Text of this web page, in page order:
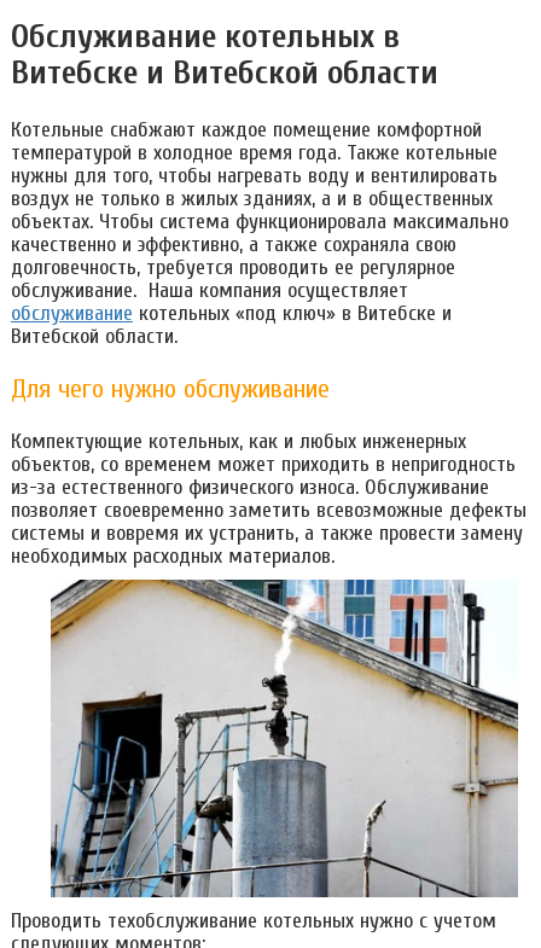
Обслуживание котельных в
Витебске и Витебской области
Котельные снабжают каждое помещение комфортной
температурой в холодное время года. Также котельные
нужны для того, чтобы нагревать воду и вентилировать
воздух не только в жилых зданиях, а и в общественных
объектах. Чтобы система функционировала максимально
качественно и эффективно, а также сохраняла свою
долговечность, требуется проводить ее регулярное
обслуживание. Наша компания осуществляет
обслуживание котельных «под ключ» в Витебске и
Витебской области.
Для чего нужно обслуживание
Компектующие котельных, как и любых инженерных
объектов, со временем может приходить в непригодность
из-за естественного физического износа. Обслуживание
позволяет своевременно заметить всевозможные дефекты
системы и вовремя их устранить, а также провести замену
необходимых расходных материалов.
Проводить техобслуживание котельных нужно с учетом